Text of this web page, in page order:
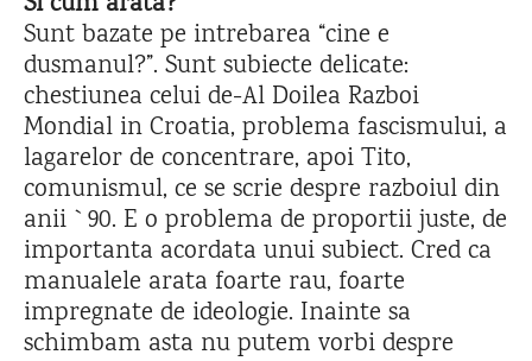
Sunt bazate pe intrebarea “cine e
dusmanul?”. Sunt subiecte delicate:
chestiunea celui de-Al Doilea Razboi
Mondial in Croatia, problema fascismului, a
lagarelor de concentrare, apoi Tito,
comunismul, ce se scrie despre razboiul din
anii `90. E o problema de proportii juste, de
importanta acordata unui subiect. Cred ca
manualele arata foarte rau, foarte
impregnate de ideologie. Inainte sa
schimbam asta nu putem vorbi despre